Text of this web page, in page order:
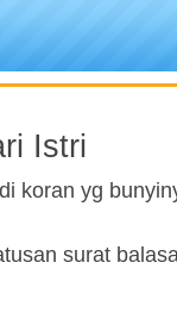
Istri
koran yg
surat